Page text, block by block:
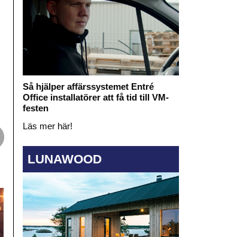
Så hjälper affärssystemet Entré
Office installatörer att få tid till VM-
festen
Läs mer här!
LUNAWOOD